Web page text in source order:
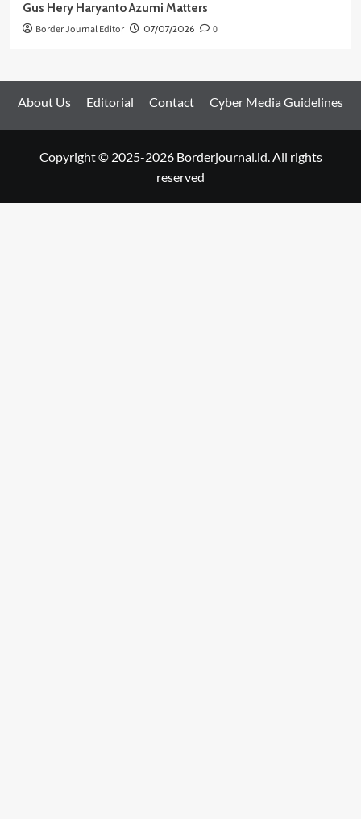
Gus Hery Haryanto Azumi Matters
Border Journal Editor 07/07/2026 0
About Us Editorial Contact Cyber Media Guidelines
Copyright © 2025-2026 Borderjournal.id. All rights
reserved